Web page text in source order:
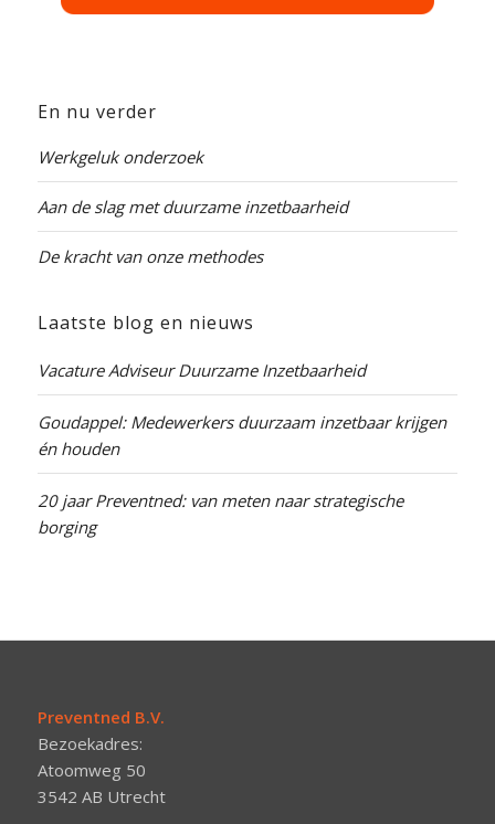
En nu verder
Werkgeluk onderzoek
Aan de slag met duurzame inzetbaarheid
De kracht van onze methodes
Laatste blog en nieuws
Vacature Adviseur Duurzame Inzetbaarheid
Goudappel: Medewerkers duurzaam inzetbaar krijgen
én houden
20 jaar Preventned: van meten naar strategische
borging
Preventned B.V.
Bezoekadres:
Atoomweg 50
3542 AB Utrecht